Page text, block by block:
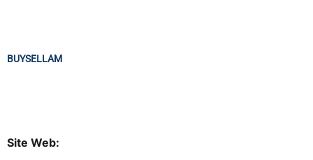
BUYSELLAM
Site Web: